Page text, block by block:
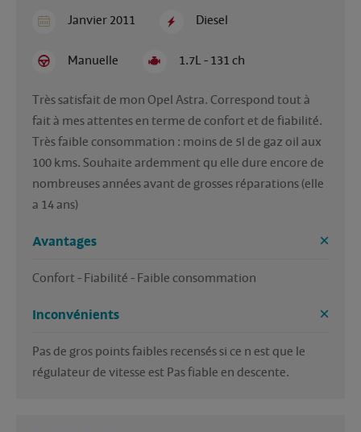
Janvier 2011 Diesel
Manuelle 1.7L - 131 ch
Très satisfait de mon Opel Astra. Correspond tout à
fait à mes attentes en terme de confort et de fiabilité.
Très faible consommation : moins de 5l de gaz oil aux
100 kms. Souhaite ardemment qu elle dure encore de
nombreuses années avant de grosses réparations (elle
a 14 ans)
Avantages
Confort - Fiabilité - Faible consommation
Inconvénients
Pas de gros points faibles recensés si ce n est que le
régulateur de vitesse est Pas fiable en descente.